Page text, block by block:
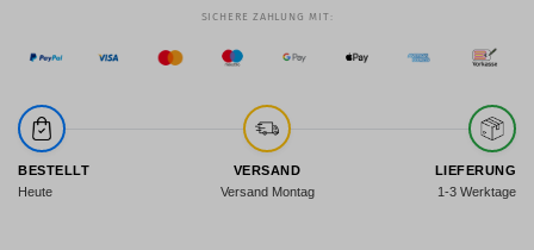
BESTELLT
Heute
VERSAND
Versand Montag
LIEFERUNG
1-3 Werktage